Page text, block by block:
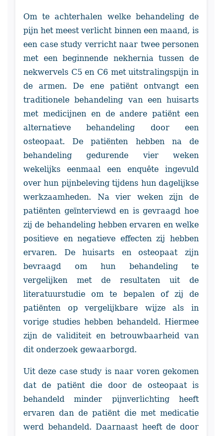
Om te achterhalen welke behandeling de
pijn het meest verlicht binnen een maand, is
een case study verricht naar twee personen
met een beginnende nekhernia tussen de
nekwervels C5 en C6 met uitstralingspijn in
de armen. De ene patiënt ontvangt een
traditionele behandeling van een huisarts
met medicijnen en de andere patiënt een
alternatieve behandeling door een
osteopaat. De patiënten hebben na de
behandeling gedurende vier weken
wekelijks eenmaal een enquête ingevuld
over hun pijnbeleving tijdens hun dagelijkse
werkzaamheden. Na vier weken zijn de
patiënten geïnterviewd en is gevraagd hoe
zij de behandeling hebben ervaren en welke
positieve en negatieve effecten zij hebben
ervaren. De huisarts en osteopaat zijn
bevraagd om hun behandeling te
vergelijken met de resultaten uit de
literatuurstudie om te bepalen of zij de
patiënten op vergelijkbare wijze als in
vorige studies hebben behandeld. Hiermee
zijn de validiteit en betrouwbaarheid van
dit onderzoek gewaarborgd.
Uit deze case study is naar voren gekomen
dat de patiënt die door de osteopaat is
behandeld minder pijnverlichting heeft
ervaren dan de patiënt die met medicatie
werd behandeld. Daarnaast heeft de door